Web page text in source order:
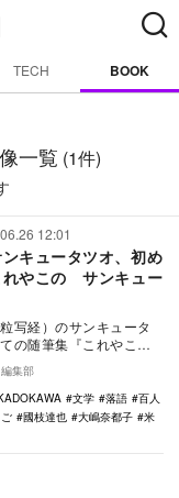
TECH BOOK
一覧 (1件)
12:01
キュータツオ、初め
れやこの サンキュー
写経）のサンキュータ
の随筆集『これやこ
オ随筆集』が2020年6
集部
文学 落語
百人
國枝達也 大嶋奈都子
米